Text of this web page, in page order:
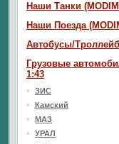
Наши Танки
Наши Поезда
Автобусы/
Грузовые
1:43
ЗИС
Камский
МАЗ
УРАЛ